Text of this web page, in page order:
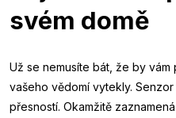
svém domě
Už se nemusíte bát, že by
vašeho vědomí vytekly.
přesností. Okamžitě